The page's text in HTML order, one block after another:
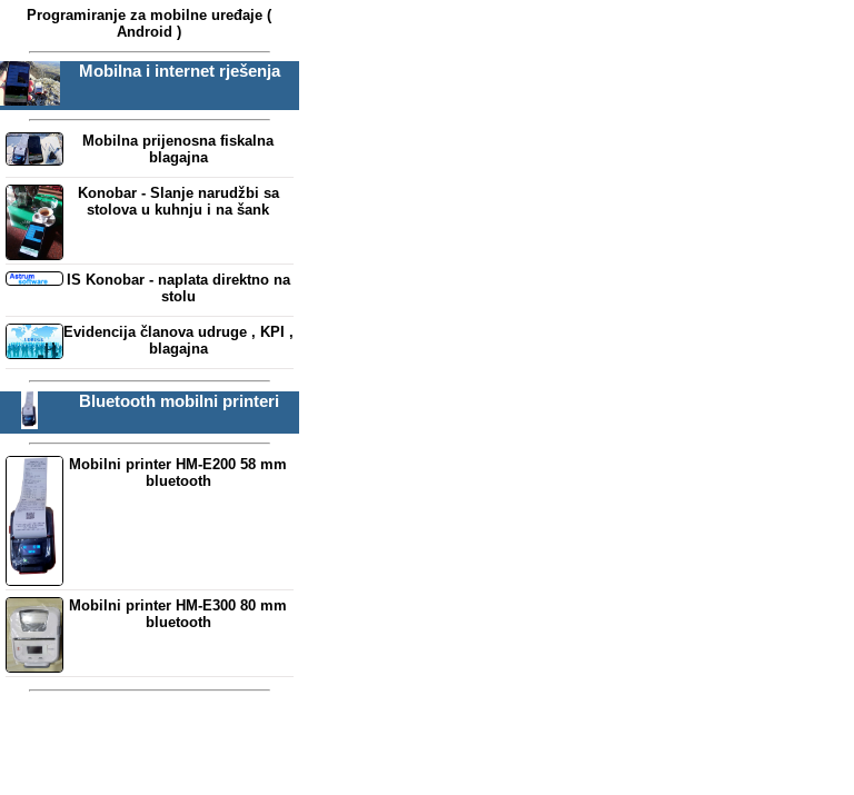
Programiranje za mobilne uređaje (
Android )
Mobilna i internet rješenja
Mobilna prijenosna fiskalna
blagajna
Konobar - Slanje narudžbi sa
stolova u kuhnju i na šank
IS Konobar - naplata direktno na
stolu
Evidencija članova udruge , KPI ,
blagajna
Bluetooth mobilni printeri
Mobilni printer HM-E200 58 mm
bluetooth
Mobilni printer HM-E300 80 mm
bluetooth